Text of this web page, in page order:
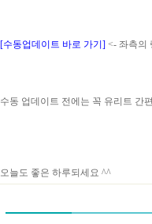
[수동업데이트 바로 가기] <- 좌측의
수동 업데이트 전에는 꼭 유리트 간
오늘도 좋은 하루되세요 ^^